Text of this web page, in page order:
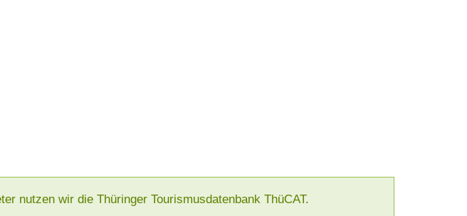
nutzen wir die Thüringer Tourismusdatenbank ThüCAT.